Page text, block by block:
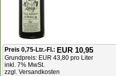
Preis 0,75-Ltr.-Fl.: EUR 10,95
Grundpreis: EUR 43,80 pro Liter
inkl. 7% MwSt.
zzgl. Versandkosten